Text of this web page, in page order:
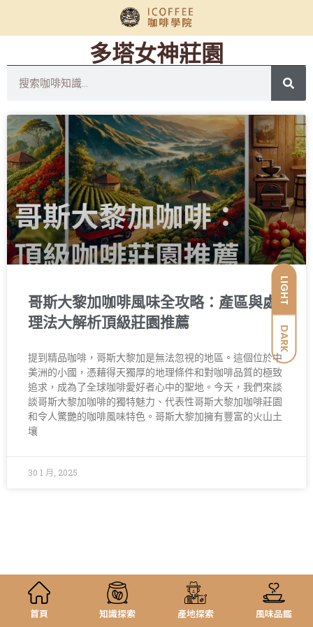
LIGHT
DARK
多塔女神莊園
哥斯大黎加咖啡風味全攻略：產區與處
理法大解析頂級莊園推薦
提到精品咖啡，哥斯大黎加是無法忽視的地區。這個位於中
美洲的小國，憑藉得天獨厚的地理條件和對咖啡品質的極致
追求，成為了全球咖啡愛好者心中的聖地。今天，我們來談
談哥斯大黎加咖啡的獨特魅力、代表性哥斯大黎加咖啡莊園
和令人驚艷的咖啡風味特色。哥斯大黎加擁有豐富的火山土
壤
30 1 月, 2025
首頁 知識探索 產地探索 風味品鑑